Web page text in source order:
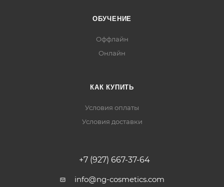
ОБУЧЕНИЕ
Оффлайн
Онлайн
КАК КУПИТЬ
Условия оплаты
Условия доставки
+7 (927) 667-37-64
info@ng-cosmetics.com